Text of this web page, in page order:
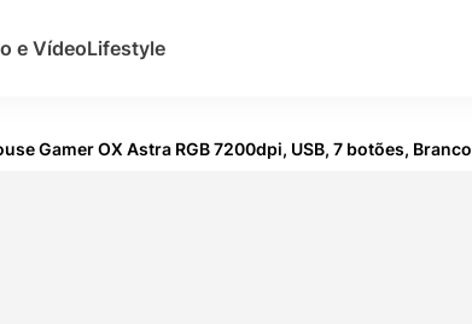
e VídeoLifestyle
Gamer OX Astra RGB 7200dpi, USB, 7 botões, Branco